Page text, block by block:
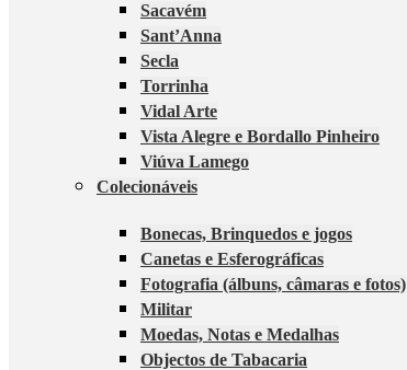
Sacavém
Sant’Anna
Secla
Torrinha
Vidal Arte
Vista Alegre e Bordallo Pinheiro
Viúva Lamego
Colecionáveis
Bonecas, Brinquedos e jogos
Canetas e Esferográficas
Fotografia (álbuns, câmaras e fotos)
Militar
Moedas, Notas e Medalhas
Objectos de Tabacaria